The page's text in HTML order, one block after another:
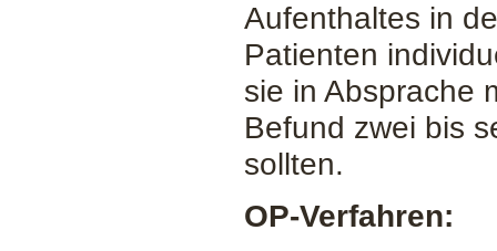
Aufenthaltes in
Patienten
sie in Absprache
Befund zwei bis
sollten.
OP-Verfahren: